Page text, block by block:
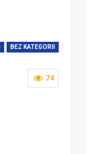
BEZ KATEGORII
74